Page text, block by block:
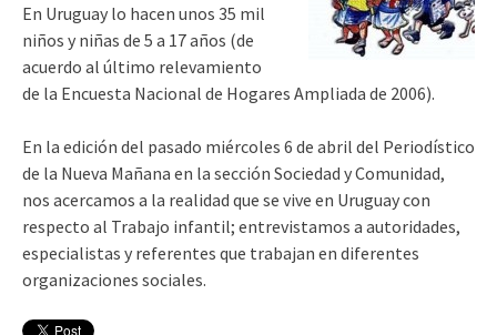
En Uruguay lo hacen unos 35 mil
niños y niñas de 5 a 17 años (de
acuerdo al último relevamiento
de la Encuesta Nacional de Hogares Ampliada de 2006).
En la edición del pasado miércoles 6 de abril del Periodístico
de la Nueva Mañana en la sección Sociedad y Comunidad,
nos acercamos a la realidad que se vive en Uruguay con
respecto al Trabajo infantil; entrevistamos a autoridades,
especialistas y referentes que trabajan en diferentes
organizaciones sociales.